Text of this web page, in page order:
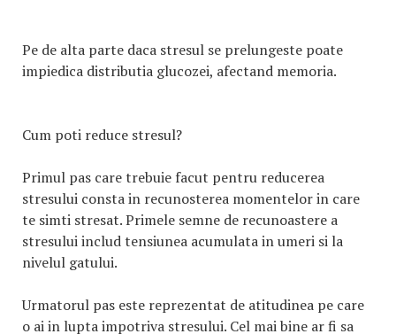
Pe de alta parte daca stresul se prelungeste poate
impiedica distributia glucozei, afectand memoria.
Cum poti reduce stresul?
Primul pas care trebuie facut pentru reducerea
stresului consta in recunosterea momentelor in care
te simti stresat. Primele semne de recunoastere a
stresului includ tensiunea acumulata in umeri si la
nivelul gatului.
Urmatorul pas este reprezentat de atitudinea pe care
o ai in lupta impotriva stresului. Cel mai bine ar fi sa